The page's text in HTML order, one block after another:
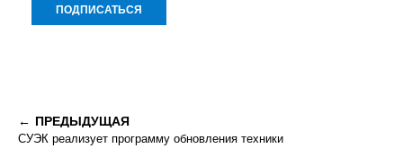
ПРЕДЫДУЩАЯ
СУЭК реализует программу обновления техники